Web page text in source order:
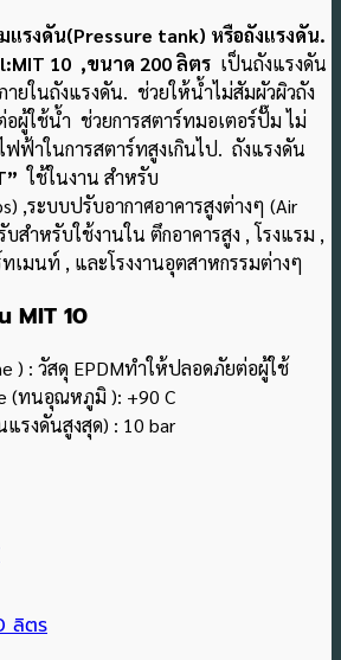
แรงดัน(Pressure tank) หรือถังแรงดัน.
10 ,ขนาด 200 ลิตร เป็นถังแรงดัน
ายในถังแรงดัน. ช่วยให้น้ำไม่สัมผัวผิวถัง
ผู้ใช้น้ำ ช่วยการสตาร์ทมอเตอร์ปั๊ม ไม่
ฟฟ้าในการสตาร์ทสูงเกินไป. ถังแรงดัน
ใช้ในงาน สำหรับ
,ระบบปรับอากาศอาคารสูงต่างๆ (Air
ำหรับใช้งานใน ตึกอาคารสูง , โรงแรม ,
เมนท์ , และโรงงานอุตสาหกรรมต่างๆ
MIT 10
) : วัสดุ EPDMทำให้ปลอดภัยต่อผู้ใช้
(ทนอุณหภูมิ ): +90 C
แรงดันสูงสุด) : 10 bar
ลิตร